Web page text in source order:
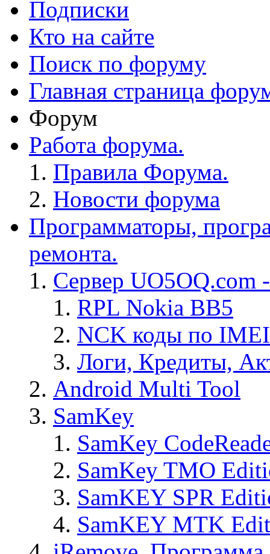
Подписки
Кто на сайте
Поиск по форуму
Главная страница
Форум
Работа форума.
Правила Форума.
Новости форума
Программаторы,
ремонта.
Сервер
RPL Nokia BB5
NCK коды по IMEI
Логи, Кредиты,
Android Multi Tool
SamKey
SamKey
SamKey TMO
SamKEY SPR
SamKEY MTK